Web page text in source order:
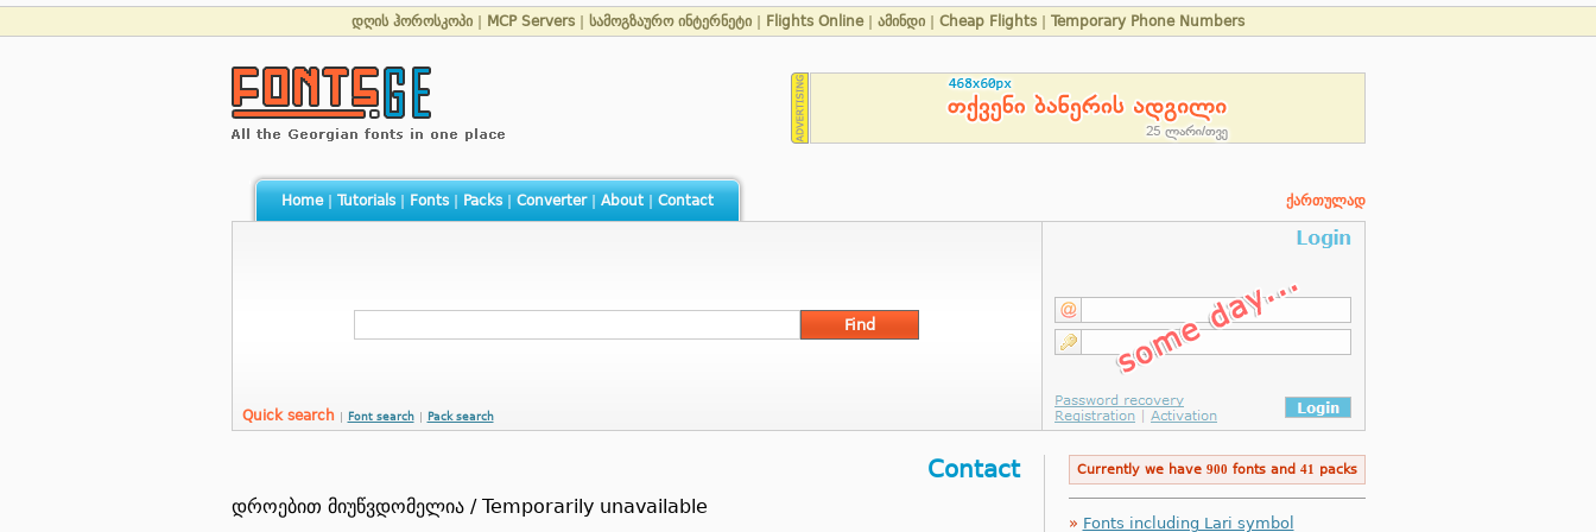
დღის ჰოროსკოპი MCP Servers სამოგზაურო ინტერნეტი Flights Online| ამინდი Cheap Flights Temporary Phone Numbers
Home| Tutorials| Fonts| Packs| Converter| About| Contact ქართულად
Quick search Font search Pack search
Contact
დროებით მიუწვდომელია / Temporarily unavailable
Currently we have 900 fonts and 41 packs
» Fonts including Lari symbol